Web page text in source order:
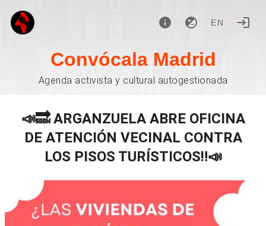
EN
Convócala Madrid
Agenda activista y cultural autogestionada
📣🔜 ARGANZUELA ABRE OFICINA
DE ATENCIÓN VECINAL CONTRA
LOS PISOS TURÍSTICOS‼️📣